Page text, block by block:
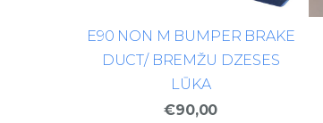
E90 NON M BUMPER BRAKE
DUCT/ BREMŽU DZESES
LŪKA
€90,00